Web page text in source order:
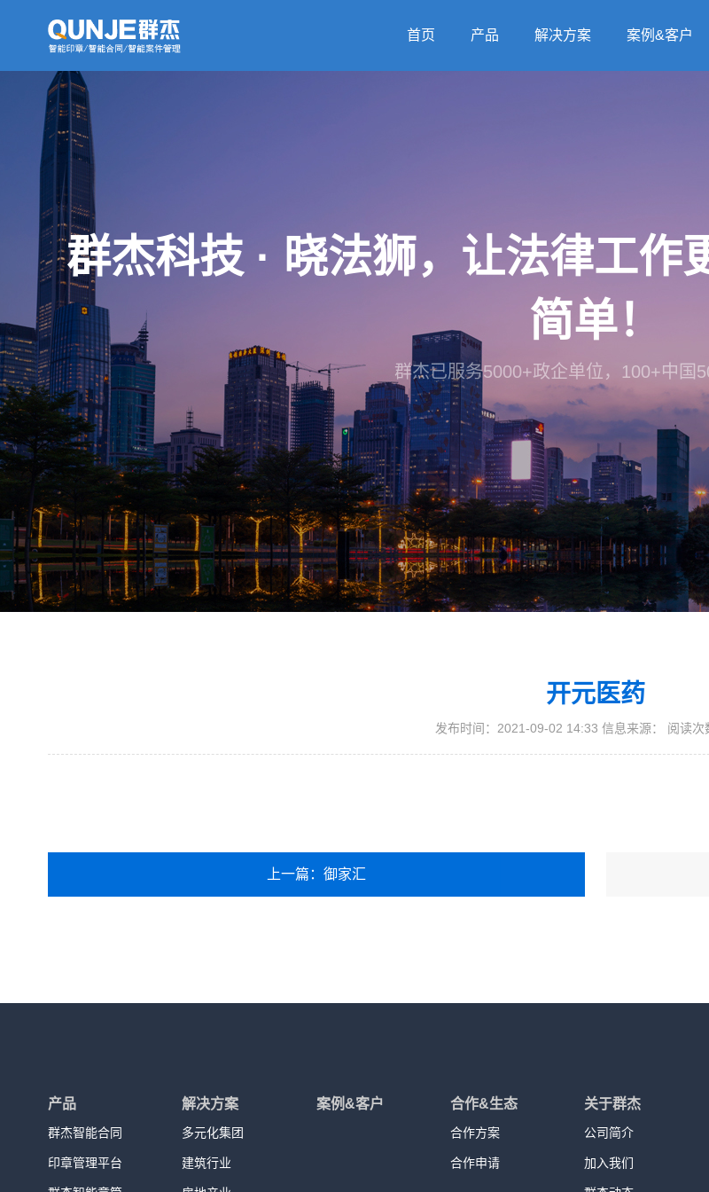
首页 产品 解决方案 案例&客户
群杰科技 · 晓法狮，让法律工作
简单！
群杰已服务5000+政企单位，100+中国
开元医药
发布时间：2021-09-02 14:33 信息来源： 阅读次
上一篇：御家汇
产品
群杰智能合同
印章管理平台
解决方案
多元化集团
建筑行业
案例&客户 合作&生态
合作方案
合作申请
关于群杰
公司简介
加入我们